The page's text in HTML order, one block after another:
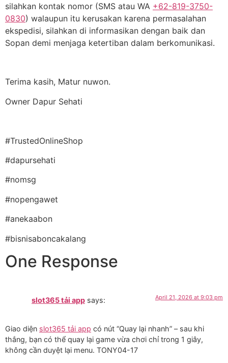
silahkan kontak nomor (SMS atau WA +62-819-3750-
0830) walaupun itu kerusakan karena permasalahan
ekspedisi, silahkan di informasikan dengan baik dan
Sopan demi menjaga ketertiban dalam berkomunikasi.
Terima kasih, Matur nuwon.
Owner Dapur Sehati
#TrustedOnlineShop
#dapursehati
#nomsg
#nopengawet
#anekaabon
#bisnisaboncakalang
One Response
slot365 tải app says: April 21, 2026 at 9:03 pm
Giao diện slot365 tải app có nút “Quay lại nhanh” – sau khi
thắng, bạn có thể quay lại game vừa chơi chỉ trong 1 giây,
không cần duyệt lại menu. TONY04-17